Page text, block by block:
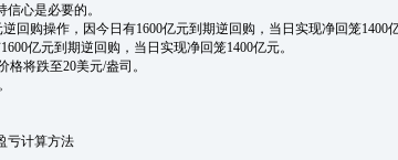
心是必要的。
回购操作，因今日有1600亿元到期逆回购，当日实现净回笼1400亿
亿元到期逆回购，当日实现净回笼1400亿元。
将跌至20美元/盎司。
亏计算方法